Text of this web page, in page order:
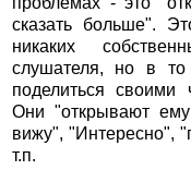
сказать больше".
никаких
слушателя, но в
поделиться своими
Они "открывают
вижу", "Интересно",
т.п.